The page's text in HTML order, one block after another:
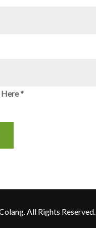
*
All Rights Reserved.